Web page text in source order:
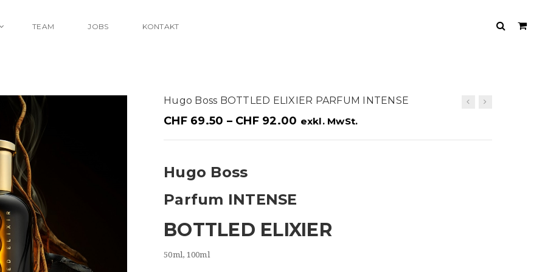
TEAM JOBS KONTAKT
Hugo Boss BOTTLED ELIXIER PARFUM INTENSE
CHF69.50 – CHF92.00 exkl. MwSt.
Hugo Boss
Parfum INTENSE
BOTTLED ELIXIER
50ml, 100ml